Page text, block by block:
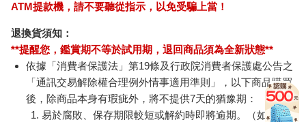
ATM提款機，請不要聽從指示，以免受騙上當！
退換貨須知：
**提醒您，鑑賞期不等於試用期，退回商品須為全新狀態**
依據「消費者保護法」第19條及行政院消費者保護處公告之
「通訊交易解除權合理例外情事適用準則」，以下商品購買
後，除商品本身有瑕疵外，將不提供7天的猶豫期：
易於腐敗、保存期限較短或解約時即將逾期。（如：生